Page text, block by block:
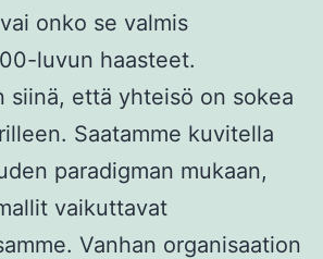
onko se valmis
luvun haasteet.
siinä, että yhteisö on sokea
Saatamme kuvitella
paradigman mukaan,
vaikuttavat
Vanhan organisaation